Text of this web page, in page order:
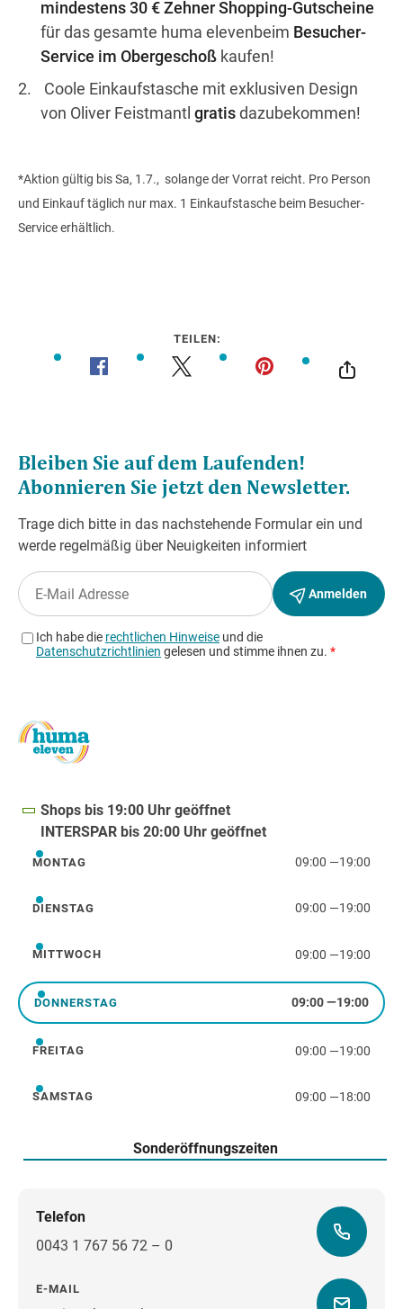
mindestens 30 € Zehner Shopping-Gutscheine
für das gesamte huma elevenbeim Besucher-
Service im Obergeschoß kaufen!
Coole Einkaufstasche mit exklusiven Design
von Oliver Feistmantl gratisdazubekommen!
*Aktion gültig bis Sa, 1.7., solange der Vorrat reicht. Pro Person
und Einkauf täglich nur max. 1 Einkaufstasche beim Besucher-
Service erhältlich.
TEILEN:
Shops bis 19:00 Uhr geöffnet
INTERSPAR bis 20:00 Uhr geöffnet
Montag
MONTAG 09:00 —19:00
Dienstag
DIENSTAG 09:00 —19:00
Mittwoch
MITTWOCH 09:00 —19:00
Donnerstag
DONNERSTAG 09:00—19:00
Freitag
FREITAG 09:00 —19:00
Samstag
SAMSTAG 09:00 —18:00
Sonderöffnungszeiten
Telefon
0043 1 767 56 72 – 0
E-MAIL